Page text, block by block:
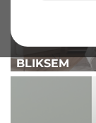
BLIKSEM